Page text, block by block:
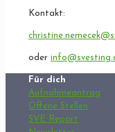
Kontakt:
oder
Für dich
Aufnahmeantrag
Offene Stellen
SVE Report